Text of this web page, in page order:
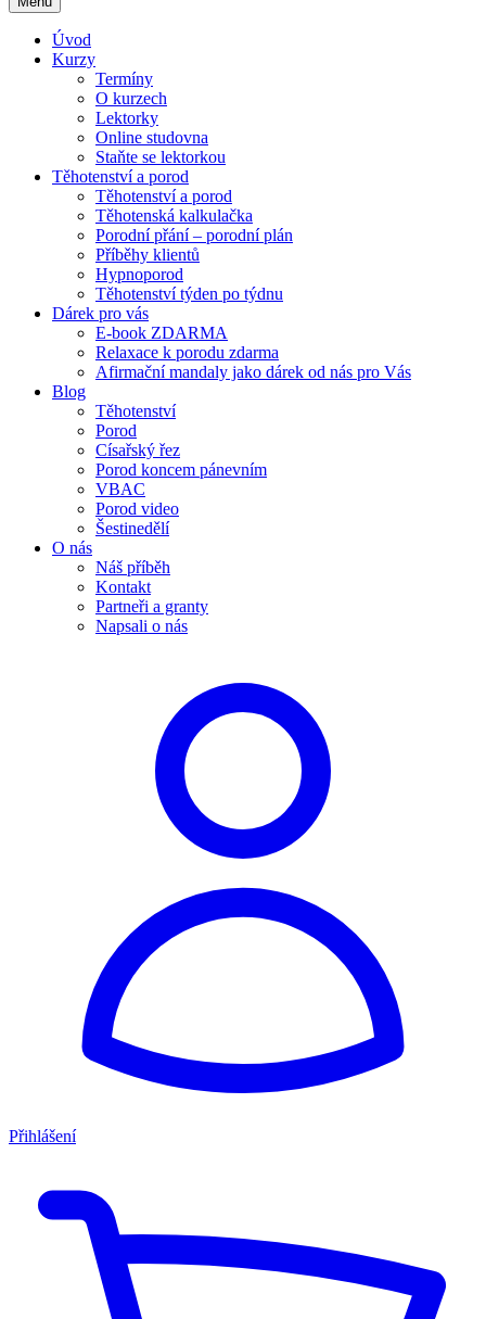
Úvod
Kurzy
Termíny
O kurzech
Lektorky
Online studovna
Staňte se lektorkou
Těhotenství a porod
Těhotenství a porod
Těhotenská kalkulačka
Porodní přání – porodní plán
Příběhy klientů
Hypnoporod
Těhotenství týden po týdnu
Dárek pro vás
E-book ZDARMA
Relaxace k porodu zdarma
Afirmační mandaly jako dárek od nás pro Vás
Blog
Těhotenství
Porod
Císařský řez
Porod koncem pánevním
VBAC
Porod video
Šestinedělí
O nás
Náš příběh
Kontakt
Partneři a granty
Napsali o nás
Přihlášení